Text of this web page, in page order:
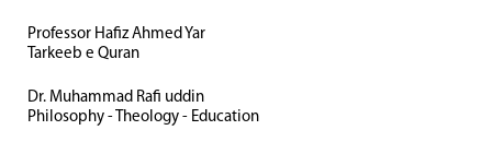
Professor Hafiz Ahmed Yar
Tarkeeb e Quran
Dr. Muhammad Rafi uddin
Philosophy - Theology - Education